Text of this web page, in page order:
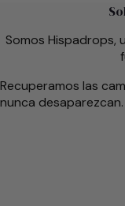
Somos Hispadrops,
Recuperamos las
nunca desaparezcan.